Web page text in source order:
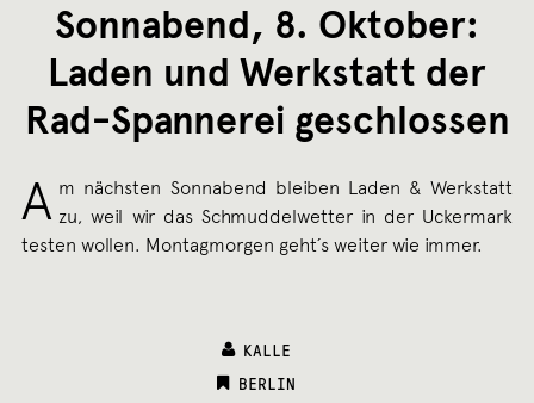
Sonnabend, 8. Oktober:
Laden und Werkstatt der
Rad-Spannerei geschlossen
A m nächsten Sonnabend bleiben Laden & Werkstatt
zu, weil wir das Schmuddelwetter in der Uckermark
testen wollen. Montagmorgen geht´s weiter wie immer.
KALLE
CATEGORIES:
BERLIN